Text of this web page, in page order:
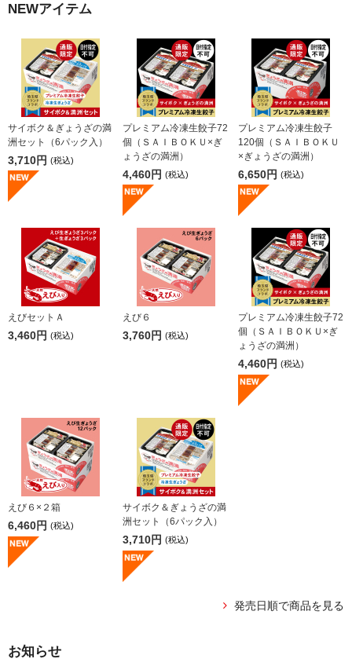
NEWアイテム
サイボク＆ぎょうざの満
洲セット（6パック入）
3,710円 (税込)
プレミアム冷凍生餃子72
個（ＳＡＩＢＯＫＵ×ぎ
ょうざの満洲）
4,460円 (税込)
プレミアム冷凍生餃子
120個（ＳＡＩＢＯＫＵ
×ぎょうざの満洲）
6,650円 (税込)
えびセットＡ
3,460円 (税込)
えび６
3,760円 (税込)
プレミアム冷凍生餃子72
個（ＳＡＩＢＯＫＵ×ぎ
ょうざの満洲）
4,460円 (税込)
えび６×２箱
6,460円 (税込)
サイボク＆ぎょうざの満
洲セット（6パック入）
3,710円 (税込)
発売日順で商品を見る
お知らせ